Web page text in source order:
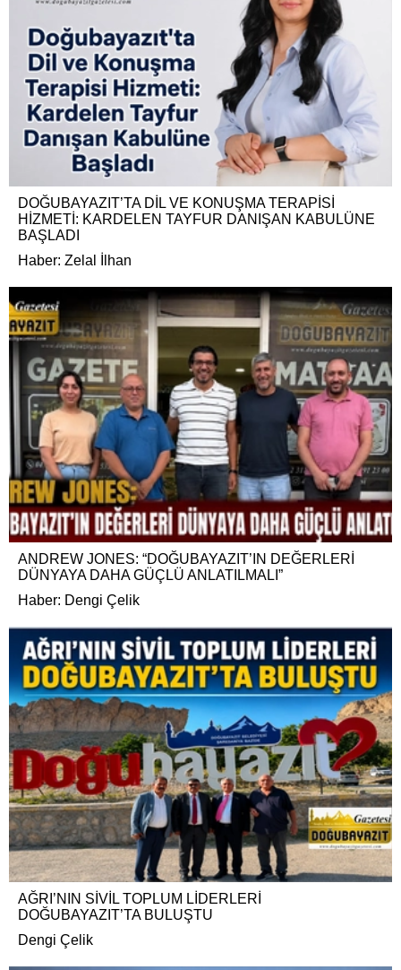
DOĞUBAYAZIT’TA DİL VE KONUŞMA TERAPİSİ
HİZMETİ: KARDELEN TAYFUR DANIŞAN KABULÜNE
BAŞLADI
Haber: Zelal İlhan
ANDREW JONES: “DOĞUBAYAZIT’IN DEĞERLERİ
DÜNYAYA DAHA GÜÇLÜ ANLATILMALI”
Haber: Dengi Çelik
AĞRI’NIN SİVİL TOPLUM LİDERLERİ
DOĞUBAYAZIT’TA BULUŞTU
Dengi Çelik